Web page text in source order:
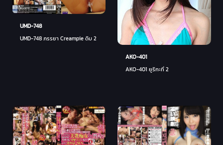
UMD-748
UMD-748 ภรรยา Creampie ดิบ 2 น้ำอสุจิเลอะเทอะ - ยู คาวาคามิ (ชิซึกุ โมริโนะ)
AKO-401
AKO-401 ยูริกะที่ 2